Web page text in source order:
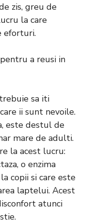
zis, greu de
la care
eforturi.
a reusi in
sa iti
ii sunt nevoile.
este destul de
mare de adulti.
la acest lucru:
o enzima
copii si care este
laptelui. Acest
atunci